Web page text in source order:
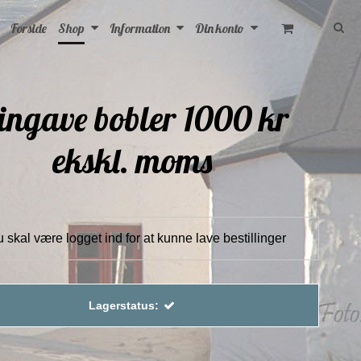
Forside Shop Information Din konto
bobler 1000 kr
ekskl. moms
skal være logget ind for at kunne lave bestillinger
Lagerstatus: